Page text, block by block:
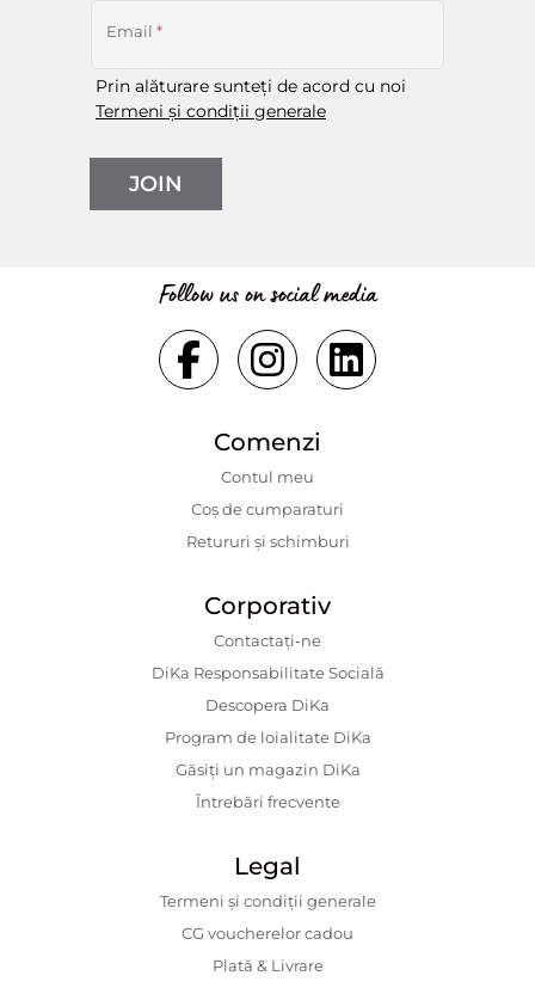
Email *
Prin alăturare sunteți de acord cu noi
Termeni și condiții generale
JOIN
Follow us on social media
Comenzi
Contul meu
Coș de cumparaturi
Retururi și schimburi
Corporativ
Contactaţi-ne
DiKa Responsabilitate Socială
Descopera DiKa
Program de loialitate DiKa
Găsiți un magazin DiKa
Întrebări frecvente
Legal
Termeni și condiții generale
CG voucherelor cadou
Plată & Livrare